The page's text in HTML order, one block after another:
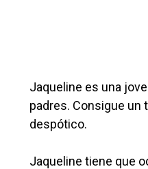
Jaqueline es una
padres. Consigue un
despótico.
Jaqueline tiene que